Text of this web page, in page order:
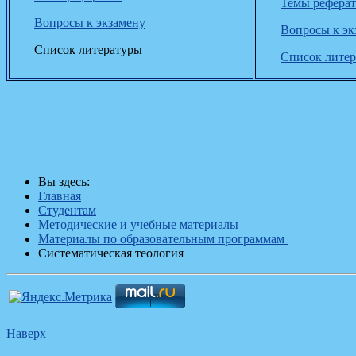
Вопросы к экзамену
Список литературы
Темы
Вопросы к
Список
Вы здесь:
Главная
Студентам
Методические и учебные материалы
Материалы по образовательным программам
Систематическая теология
Наверх